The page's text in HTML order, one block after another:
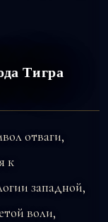
Тигра
отваги,
к
западной,
воли,